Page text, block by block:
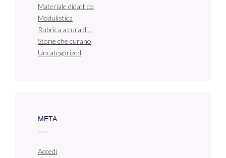
Materiale didattico
Modulistica
Rubrica a cura di…
Storie che curano
Uncategorized
META
Accedi